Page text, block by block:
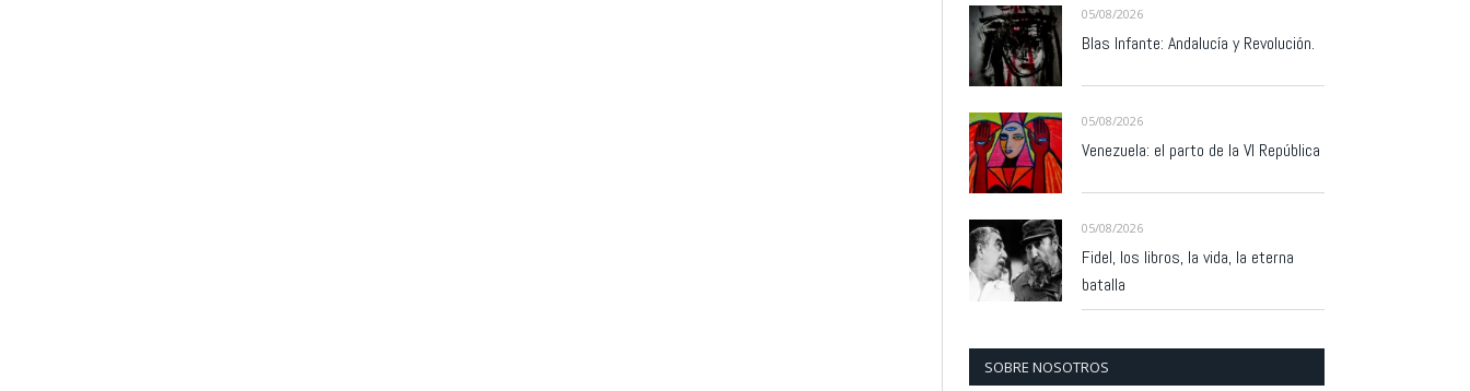
05/08/2026
Blas Infante: Andalucía y Revolución.
05/08/2026
Venezuela: el parto de la VI República
05/08/2026
Fidel, los libros, la vida, la eterna
batalla
SOBRE NOSOTROS